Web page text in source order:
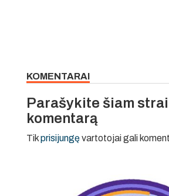
KOMENTARAI
Parašykite šiam
komentarą
Tikprisijungęvartotojai gali